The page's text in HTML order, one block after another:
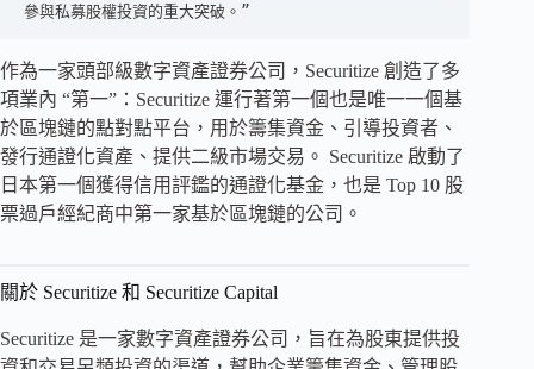
參與私募股權投資的重大突破。”
作為一家頭部級數字資產證券公司，Securitize 創造了多
項業內 “第一”：Securitize 運行著第一個也是唯一一個基
於區塊鏈的點對點平台，用於籌集資金、引導投資者、
發行通證化資產、提供二級市場交易。 Securitize 啟動了
日本第一個獲得信用評鑑的通證化基金，也是 Top 10 股
票過戶經紀商中第一家基於區塊鏈的公司。
關於 Securitize 和 Securitize Capital
Securitize 是一家數字資產證券公司，旨在為股東提供投